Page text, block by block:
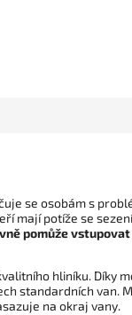
se osobám s
mají potíže se
pomůže vstupovat
hliníku. Díky
standardních van.
na okraj vany.